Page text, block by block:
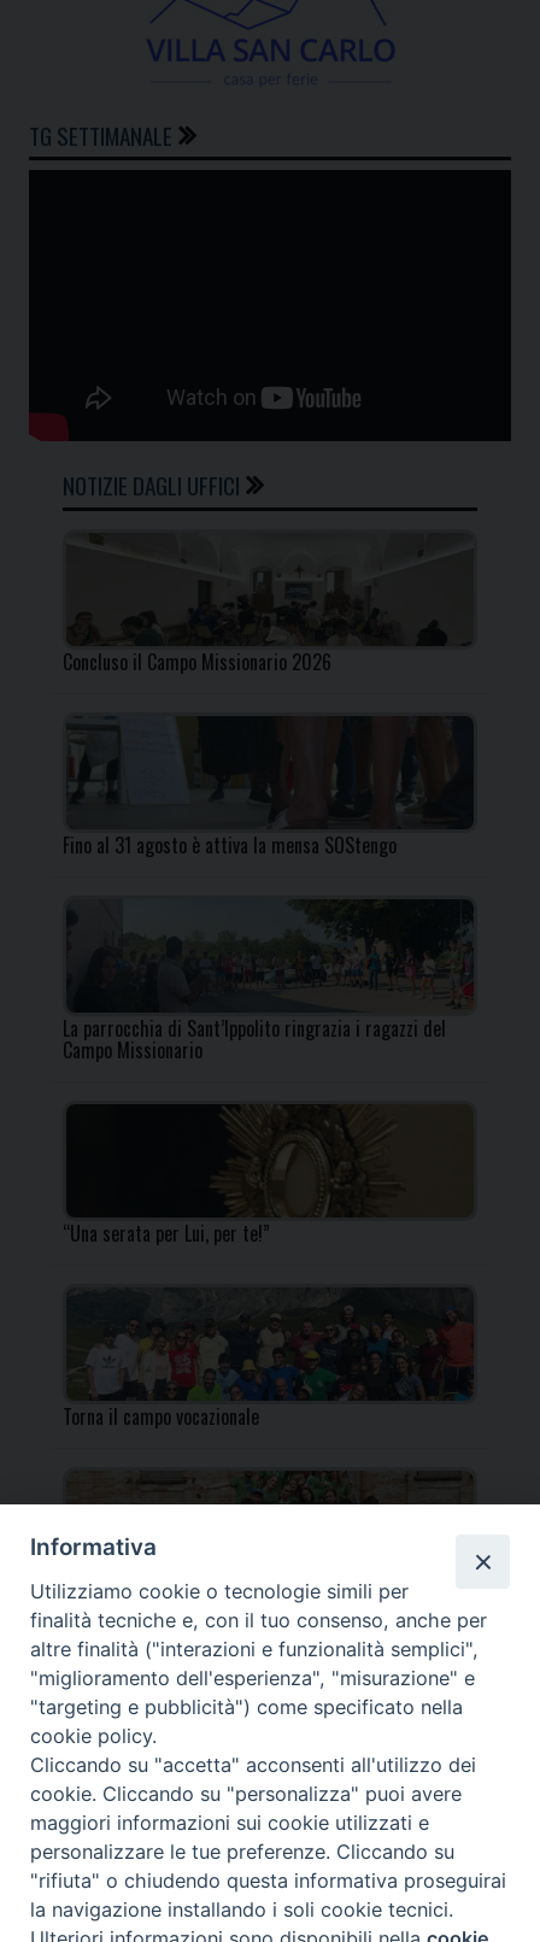
TG SETTIMANALE
NOTIZIE DAGLI UFFICI
Concluso il Campo Missionario 2026
Fino al 31 agosto è attiva la mensa SOStengo
La parrocchia di Sant’Ippolito ringrazia i ragazzi del
Campo Missionario
“Una serata per Lui, per te!”
Torna il campo vocazionale
Torna il Campo Missionario Diocesano
_____________________________________________________
_____________________________
DIOCESI DI FANO FOSSOMBRONE CAGLI PERGOLA | Via Roma,
118 - 61032 FANO (PU) |
Tel. 0721 803737 o 826044 | Cod. Fiscale 90003900413
Note legali| Privacy
© TUTTI I DIRITTI RISERVATI
Informativa
Utilizziamo cookie o tecnologie simili per
finalità tecniche e, con il tuo consenso, anche per
altre finalità ("interazioni e funzionalità semplici",
"miglioramento dell'esperienza", "misurazione" e
"targeting e pubblicità") come specificato nella
cookie policy.
Cliccando su "accetta" acconsenti all'utilizzo dei
cookie. Cliccando su "personalizza" puoi avere
maggiori informazioni sui cookie utilizzati e
personalizzare le tue preferenze. Cliccando su
"rifiuta" o chiudendo questa informativa proseguirai
la navigazione installando i soli cookie tecnici.